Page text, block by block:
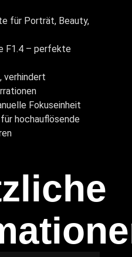
für Porträt, Beauty,
F1.4 – perfekte
verhindert
Fokuseinheit
hochauflösende